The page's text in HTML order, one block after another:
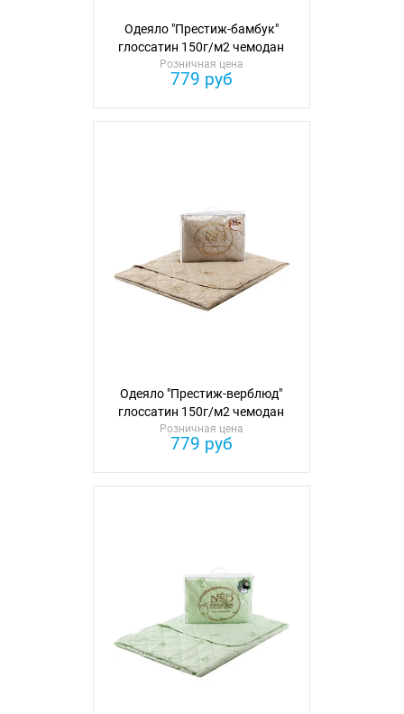
Одеяло "Престиж-бамбук"
глоссатин 150г/м2 чемодан
110см*140см
Розничная цена
779 руб
Одеяло "Престиж-верблюд"
глоссатин 150г/м2 чемодан
110см*140см
Розничная цена
779 руб